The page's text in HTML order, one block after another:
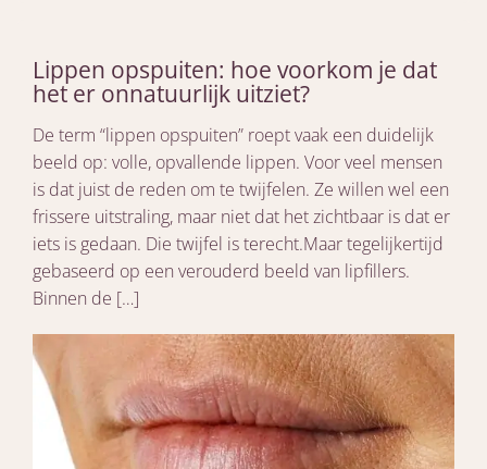
Lippen opspuiten: hoe voorkom je dat
het er onnatuurlijk uitziet?
De term “lippen opspuiten” roept vaak een duidelijk
beeld op: volle, opvallende lippen. Voor veel mensen
is dat juist de reden om te twijfelen. Ze willen wel een
frissere uitstraling, maar niet dat het zichtbaar is dat er
iets is gedaan. Die twijfel is terecht.Maar tegelijkertijd
gebaseerd op een verouderd beeld van lipfillers.
Binnen de […]